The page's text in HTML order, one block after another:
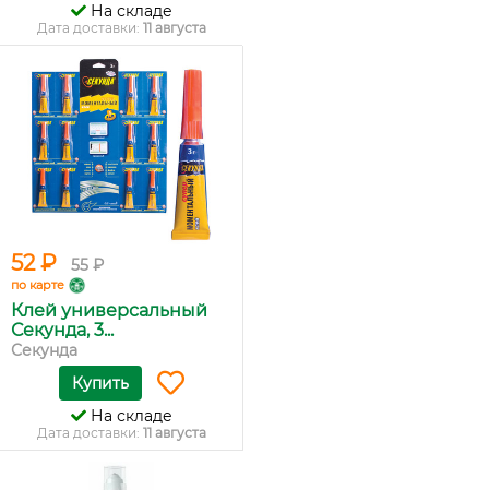
На складе
Дата доставки: 11 августа
52 ₽ 55 ₽
по карте
Клей универсальный
Секунда, 3...
Секунда
Купить
На складе
Дата доставки: 11 августа